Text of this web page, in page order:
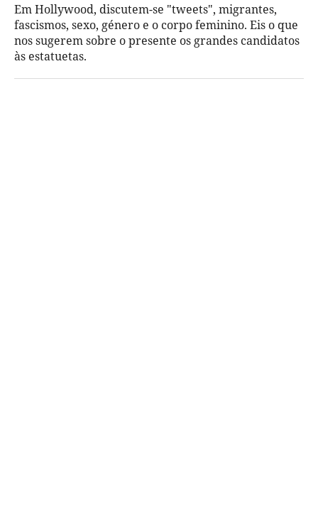
Em Hollywood, discutem-se "tweets", migrantes,
fascismos, sexo, género e o corpo feminino. Eis o que
nos sugerem sobre o presente os grandes candidatos
às estatuetas.